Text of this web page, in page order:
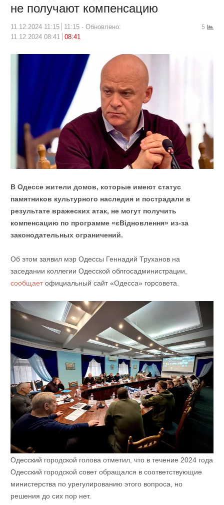
не получают компенсацию
11.12.2024 11:15 11:15
Обновлено:
11.12.2024 08:41
08:41
5
В Одессе жители домов, которые имеют статус
памятников культурного наследия и пострадали в
результате вражеских атак, не могут получить
компенсацию по программе «єВідновлення» из-за
законодательных ограничений.
Об этом заявил мэр Одессы Геннадий Труханов на
заседании коллегии Одесской облгосадминистрации,
сообщаетофициальный сайт «Одесса» горсовета.
Одесский городской голова отметил, что в течение 2024 года
Одесский городской совет обращался в соответствующие
министерства по урегулированию этого вопроса, но
решения до сих пор нет.